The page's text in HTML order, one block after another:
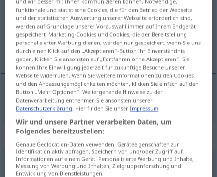
Übersicht aller Übersetzungen
(Für mehr Details die Übersetzung anklicken/antippen)
mildiou
mildioum Mehltau Pflanzenkrankheit
Synonyme für "Mehltau"
Brand
funktionale und statistische Cookies, die für den Betrieb der Webseite
und der statistischen Auswertung unserer Webseite erforderlich sind,
werden auf Grundlage unserer Vorauswahl immer auf Ihrem Endgerät
gespeichert. Marketing-Cookies und Cookies, die der Bereitstellung
personalisierter Werbung dienen, werden nur gespeichert, wenn Sie uns
durch einen Klick auf den „Akzeptieren“-Button Ihr Einverständnis
geben. Klicken Sie ansonsten auf „Fortfahren ohne Akzeptieren“. Sie
können Ihre Einwilligung jederzeit für zukünftige Besuche unserer
Webseite widerrufen. Wenn Sie weitere Informationen zu den Cookies
und den Anpassungsmöglichkeiten möchten, klicken Sie einfach auf den
Button „Mehr Optionen“. Weitergehende Hinweise zu der
Datenverarbeitung entnehmen Sie ansonsten unserer
Datenschutzerklärung . Hier finden Sie unserImpressum
Wir und unsere Partner verarbeiten Daten, um
Folgendes bereitzustellen:
Genaue Geolocation-Daten verwenden. Geräteeigenschaften zur
Identifikation aktiv abfragen. Speichern von und/oder Zugriff auf
Informationen auf einem Gerät. Personalisierte Werbung und Inhalte,
Messung von Werbung und Inhalten, Zielgruppenforschung und
Entwicklung von Dienstleistungen.